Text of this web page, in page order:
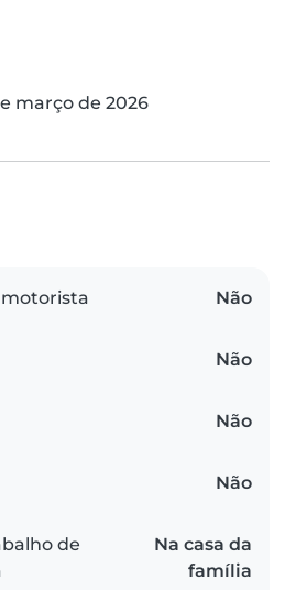
março de 2026
Não
Não
Não
Não
de
Na casa da
família